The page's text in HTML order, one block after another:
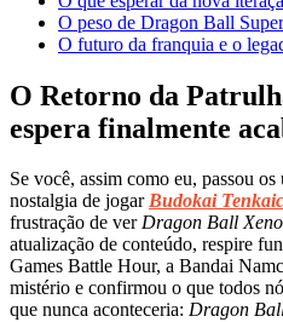
O peso de Dragon Ball
O futuro da franquia e o
O Retorno da
espera finalmente
Se você, assim como eu, passou
nostalgia de jogarBudokai
frustração de verDragon Ball
atualização de conteúdo, respire
Games Battle Hour, a Bandai
mistério e confirmou o que todos
que nunca aconteceria: Dragon